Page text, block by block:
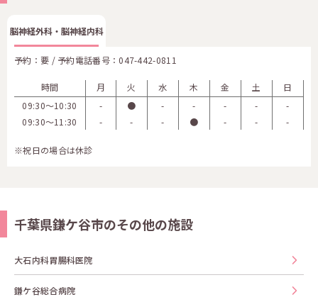
脳神経外科・脳神経内科
予約：要 / 予約電話番号： 047-442-0811
時間 月 火 水 木 金 土
日
09:30〜10:30
- ● - - - -
-
09:30〜11:30
- - - ● - - -
※祝日の場合は休診
千葉県鎌ケ谷市のその他の施設
大石内科胃腸科医院
鎌ケ谷総合病院